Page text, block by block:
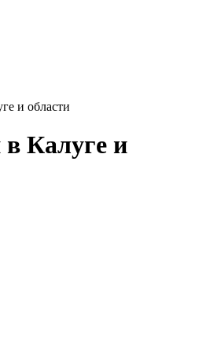
и области
Калуге и